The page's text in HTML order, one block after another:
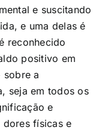
e suscitando
e uma delas é
reconhecido
positivo em
sobre a
seja em todos os
e
físicas e